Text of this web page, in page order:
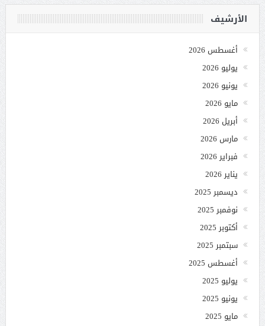
الأرشيف
أغسطس 2026
يوليو 2026
يونيو 2026
مايو 2026
أبريل 2026
مارس 2026
فبراير 2026
يناير 2026
ديسمبر 2025
نوفمبر 2025
أكتوبر 2025
سبتمبر 2025
أغسطس 2025
يوليو 2025
يونيو 2025
مايو 2025